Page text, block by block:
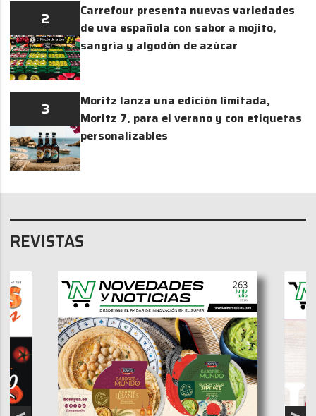
2
Carrefour presenta nuevas variedades
de uva española con sabor a mojito,
sangría y algodón de azúcar
3
Moritz lanza una edición limitada,
Moritz 7, para el verano y con etiquetas
personalizables
REVISTAS